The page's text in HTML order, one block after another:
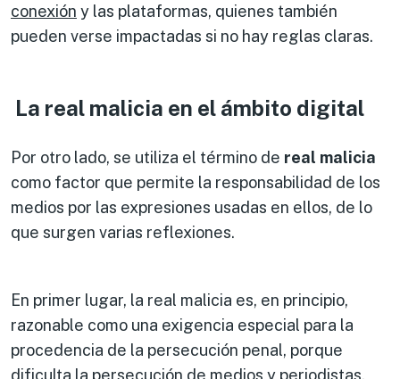
conexión y las plataformas, quienes también
pueden verse impactadas si no hay reglas claras.
La real malicia en el ámbito digital
Por otro lado, se utiliza el término de real malicia
como factor que permite la responsabilidad de los
medios por las expresiones usadas en ellos, de lo
que surgen varias reflexiones.
En primer lugar, la real malicia es, en principio,
razonable como una exigencia especial para la
procedencia de la persecución penal, porque
dificulta la persecución de medios y periodistas,